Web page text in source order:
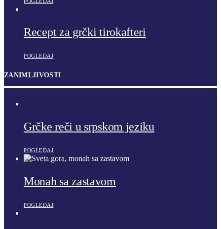
POGLEDAJ
Recept za grčki tirokafteri
POGLEDAJ
ZANIMLJIVOSTI
Grčke reči u srpskom jeziku
POGLEDAJ
Monah sa zastavom
POGLEDAJ